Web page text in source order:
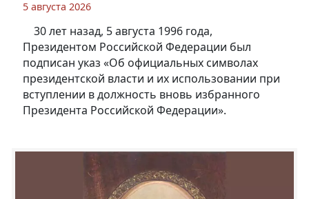
5 августа 2026
30 лет назад, 5 августа 1996 года,
Президентом Российской Федерации был
подписан указ «Об официальных символах
президентской власти и их использовании при
вступлении в должность вновь избранного
Президента Российской Федерации».